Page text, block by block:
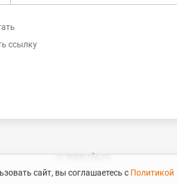
ссылку
www.cta.ru
сайт, вы соглашаетесь с Политикой